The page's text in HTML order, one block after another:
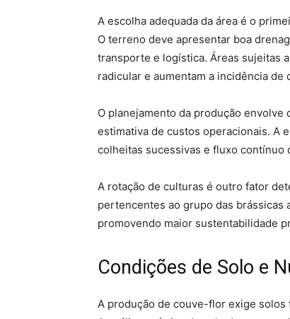
A escolha adequada da área é o
O terreno deve apresentar boa
transporte e logística. Áreas sujeitas
radicular e aumentam a incidência de
O planejamento da produção
estimativa de custos operacionais. A
colheitas sucessivas e fluxo contínuo
A rotação de culturas é outro fator
pertencentes ao grupo das brássicas
promovendo maior sustentabilidade
Condições de Solo e
A produção de couve-flor exige solos